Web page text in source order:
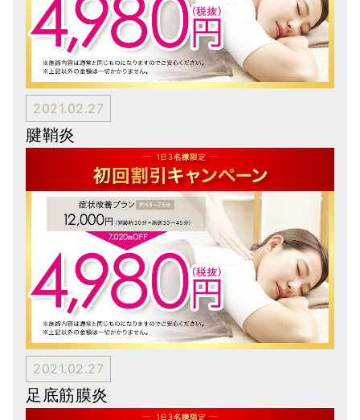
2021.02.27
腱鞘炎
2021.02.27
足底筋膜炎